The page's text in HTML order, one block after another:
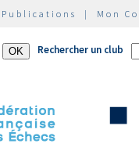
Publications | Mon
Rechercher un club